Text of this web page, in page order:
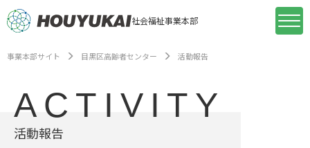
社会福祉事業本部
事業本部サイト 目黒区高齢者センター 活動報告
ACTIVITY
活動報告